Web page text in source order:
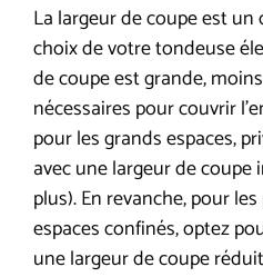
La largeur de coupe est
choix de votre tondeuse
de coupe est grande,
nécessaires pour couvrir
pour les grands espaces,
avec une largeur de
plus). En revanche, pour
espaces confinés, optez
une largeur de coupe